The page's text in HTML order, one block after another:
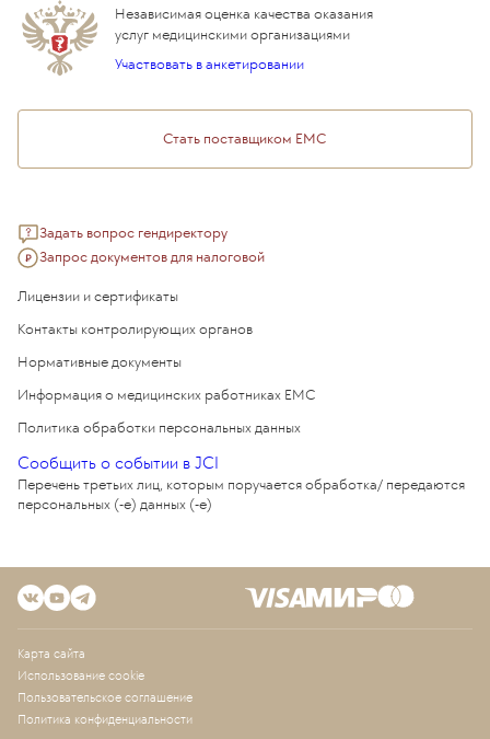
Прайс-лист
Подарочный сертификат EMC
Программы привилегий
Стать поставщиком ЕМС
Задать вопрос гендиректору
Запрос документов для налоговой
Независимая оценка качества оказания
услуг медицинскими организациями
Участвовать в анкетировании
Лицензии и сертификаты
Контакты контролирующих органов
Нормативные документы
Информация о медицинских работниках EMC
Политика обработки персональных данных
Сообщить о событии в JCI
Перечень третьих лиц, которым поручается обработка/ передаются
персональных (-е) данных (-е)
Карта сайта
Использование cookie
Пользовательское соглашение
Политика конфиденциальности